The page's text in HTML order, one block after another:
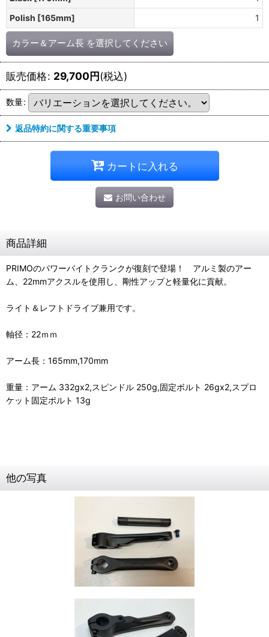
Polish [165mm]
1
カラー＆アーム長 を選択してください
販売価格: 29,700円(税込)
数量:
返品特約に関する重要事項
カートに入れる
お問い合わせ
商品詳細
PRIMOのパワーバイトクランクが復刻で登場！ アルミ製のアー
ム、22mmアクスルを使用し、剛性アップと軽量化に貢献。
ライト＆レフトドライブ兼用です。
軸径：22ｍｍ
アーム長：165mm,170mm
重量：アーム 332gx2,スピンドル 250g,固定ボルト 26gx2,スプロ
ケット固定ボルト 13g
他の写真